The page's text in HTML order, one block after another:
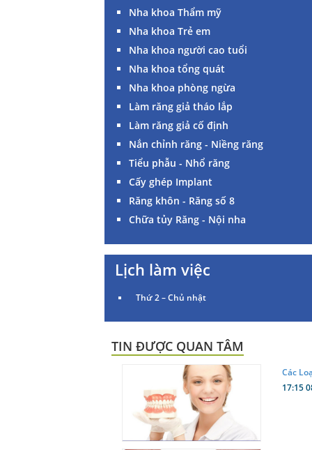
Nha khoa Thẩm mỹ
Nha khoa Trẻ em
Nha khoa người cao tuổi
Nha khoa tổng quát
Nha khoa phòng ngừa
Làm răng giả tháo lắp
Làm răng giả cố định
Nắn chỉnh răng - Niềng răng
Tiểu phẫu - Nhổ răng
Cấy ghép Implant
Răng khôn - Răng số 8
Chữa tủy Răng - Nội nha
Lịch làm việc
Thứ 2 – Chủ nhật
TIN ĐƯỢC QUAN TÂM
Các
17:15